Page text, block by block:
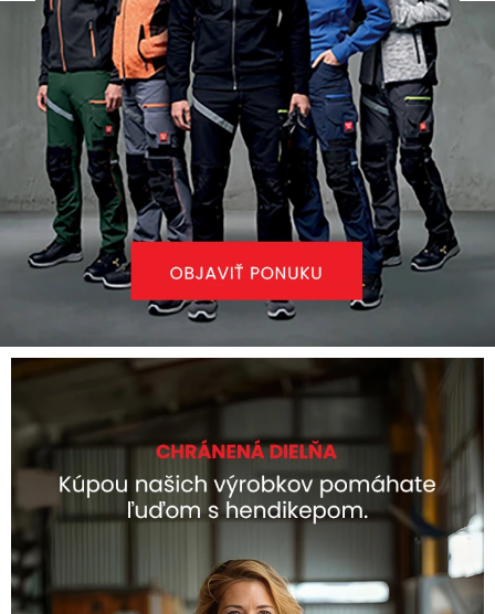
% OUTLET
Predajne Kontakt Chránená dielňa
Pre firmy
Katalógy
Doprava, platba a zľavy
Potlač lôg
Formulár na výmenu tovaru
Kto sme
Reklamačný poriadok
Akcie v predajniach
Formulár na vrátenie tovaru /odstúpenie od zmluvy
Obchodné podmienky
Zásady ochrany osobných údajov
Pravidlá a nastavenia cookies
Moja objednávka